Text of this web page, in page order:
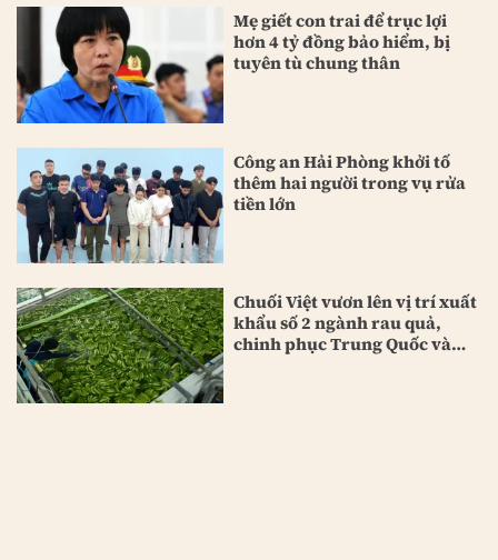
Mẹ giết con trai để trục lợi
hơn 4 tỷ đồng bảo hiểm, bị
tuyên tù chung thân
Công an Hải Phòng khởi tố
thêm hai người trong vụ rửa
tiền lớn
Chuối Việt vươn lên vị trí xuất
khẩu số 2 ngành rau quả,
chinh phục Trung Quốc và